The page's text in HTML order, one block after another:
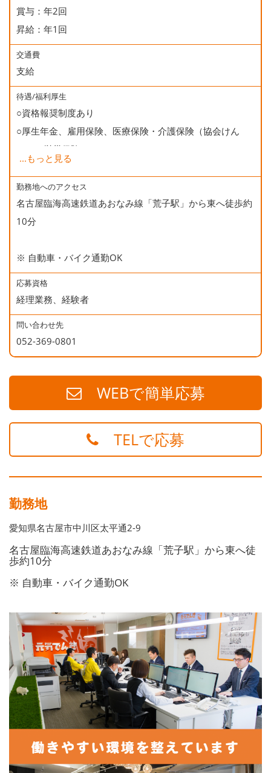
賞与：年2回
昇給：年1回
交通費
支給
待遇/福利厚生
○資格報奨制度あり
○厚生年金、雇用保険、医療保険・介護保険（協会けん
ぽ）、労災保険
○健康診断
○誕生日会
...もっと見る
勤務地へのアクセス
名古屋臨海高速鉄道あおなみ線「荒子駅」から東へ徒歩約
10分
※ 自動車・バイク通勤OK
応募資格
経理業務、経験者
問い合わせ先
052-369-0801
WEBで簡単応募
TELで応募
勤務地
愛知県名古屋市中川区太平通2-9
名古屋臨海高速鉄道あおなみ線「荒子駅」から東へ徒
歩約10分
※ 自動車・バイク通勤OK